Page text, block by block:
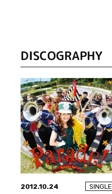
DISCOGRAPHY
2012.10.24 SINGLE